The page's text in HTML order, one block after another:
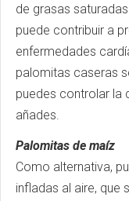
de grasas
puede contribuir a
enfermedades
palomitas caseras
puedes controlar la
añades.
Palomitas de maíz
Como alternativa,
infladas al aire, que